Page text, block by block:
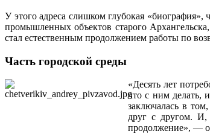
У этого адреса слишком глубокая
промышленных объектов старого
стал естественным продолжением работы по
Часть городской среды
«Десять лет
что с ним делать,
заключалась в
друг с другом. И,
продолжение», —